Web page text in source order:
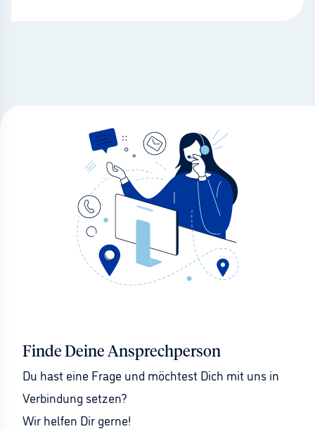
Finde Deine Ansprechperson
Du hast eine Frage und möchtest Dich mit uns in
Verbindung setzen?
Wir helfen Dir gerne!